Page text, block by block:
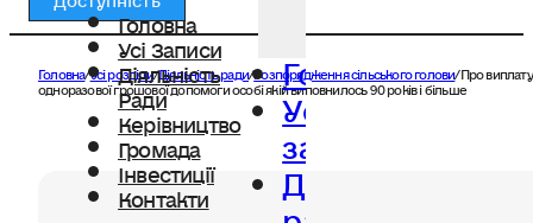
Головна
Усі Записи
Діяльність
Ради
Керівництво
Громада
Інвестиції
Контакти
Головна
Усі
записи
Діяльність
Головна/Усі розділи/Діяльність ради/Розпорядження сільського голови/Про виплату
одноразової грошової допомоги особі якій виповнилось 90 років і більше